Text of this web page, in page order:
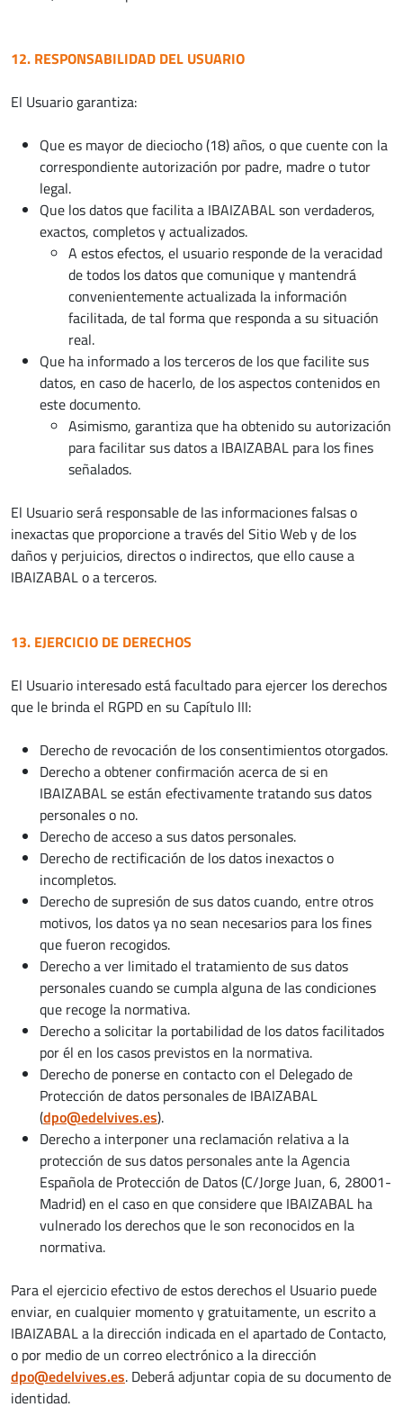
12. RESPONSABILIDAD DEL USUARIO
El Usuario garantiza:
Que es mayor de dieciocho (18) años, o que cuente con la
correspondiente autorización por padre, madre o tutor
legal.
Que los datos que facilita a IBAIZABAL son verdaderos,
exactos, completos y actualizados.
A estos efectos, el usuario responde de la veracidad
de todos los datos que comunique y mantendrá
convenientemente actualizada la información
facilitada, de tal forma que responda a su situación
real.
Que ha informado a los terceros de los que facilite sus
datos, en caso de hacerlo, de los aspectos contenidos en
este documento.
Asimismo, garantiza que ha obtenido su autorización
para facilitar sus datos a IBAIZABAL para los fines
señalados.
El Usuario será responsable de las informaciones falsas o
inexactas que proporcione a través del Sitio Web y de los
daños y perjuicios, directos o indirectos, que ello cause a
IBAIZABAL o a terceros.
13. EJERCICIO DE DERECHOS
El Usuario interesado está facultado para ejercer los derechos
que le brinda el RGPD en su Capítulo III:
Derecho de revocación de los consentimientos otorgados.
Derecho a obtener confirmación acerca de si en
IBAIZABAL se están efectivamente tratando sus datos
personales o no.
Derecho de acceso a sus datos personales.
Derecho de rectificación de los datos inexactos o
incompletos.
Derecho de supresión de sus datos cuando, entre otros
motivos, los datos ya no sean necesarios para los fines
que fueron recogidos.
Derecho a ver limitado el tratamiento de sus datos
personales cuando se cumpla alguna de las condiciones
que recoge la normativa.
Derecho a solicitar la portabilidad de los datos facilitados
por él en los casos previstos en la normativa.
Derecho de ponerse en contacto con el Delegado de
Protección de datos personales de IBAIZABAL
(dpo@edelvives.es).
Derecho a interponer una reclamación relativa a la
protección de sus datos personales ante la Agencia
Española de Protección de Datos (C/Jorge Juan, 6, 28001-
Madrid) en el caso en que considere que IBAIZABAL ha
vulnerado los derechos que le son reconocidos en la
normativa.
Para el ejercicio efectivo de estos derechos el Usuario puede
enviar, en cualquier momento y gratuitamente, un escrito a
IBAIZABAL a la dirección indicada en el apartado de Contacto,
o por medio de un correo electrónico a la dirección
dpo@edelvives.es. Deberá adjuntar copia de su documento de
identidad.